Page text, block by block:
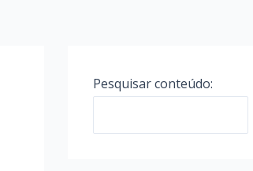
Pesquisar conteúdo: